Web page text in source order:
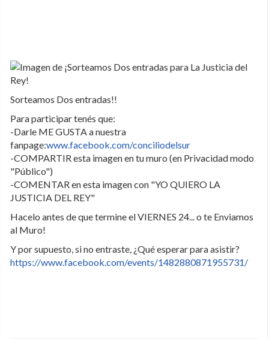
Sorteamos Dos entradas!!
Para participar tenés que:
-Darle ME GUSTA a nuestra
fanpage:www.facebook.com/conciliodelsur
-COMPARTIR esta imagen en tu muro (en Privacidad modo
"Público")
-COMENTAR en esta imagen con "YO QUIERO LA
JUSTICIA DEL REY"
Hacelo antes de que termine el VIERNES 24... o te Enviamos
al Muro!
Y por supuesto, si no entraste, ¿Qué esperar para asistir?
https://www.facebook.com/events/1482880871955731/